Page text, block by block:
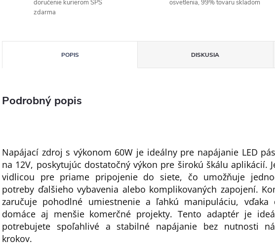
doručenie kurierom SPS
zdarma
osvetlenia, 99% tovaru skladom
POPIS DISKUSIA
Podrobný popis
Napájací zdroj s výkonom 60W je ideálny pre napájanie LED
na 12V, poskytujúc dostatočný výkon pre širokú škálu aplikácií.
vidlicou pre priame pripojenie do siete, čo umožňuje
potreby ďalšieho vybavenia alebo komplikovaných zapojení.
zaručuje pohodlné umiestnenie a ľahkú manipuláciu,
domáce aj menšie komerčné projekty. Tento adaptér je
potrebujete spoľahlivé a stabilné napájanie bez nutnosti
krokov.